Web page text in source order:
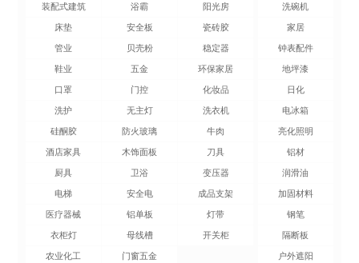
装配式建筑 浴霸 洗碗机
阳光房
床垫 安全板 家居
瓷砖胶
管业 贝壳粉 钟表配件
稳定器
鞋业 五金 地坪漆
环保家居
口罩 门控 日化
化妆品
洗护 无主灯 电冰箱
洗衣机
硅酮胶 防火玻璃 亮化照明
牛肉
酒店家具 木饰面板 铝材
刀具
厨具 卫浴 润滑油
变压器
电梯 安全电 加固材料
成品支架
医疗器械 铝单板 钢笔
灯带
衣柜灯 母线槽 隔断板
开关柜
农业化工 门窗五金 户外遮阳